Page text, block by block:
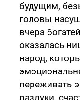
будущим,
головы
вчера
оказалась
народ,
переживать
разлуки,